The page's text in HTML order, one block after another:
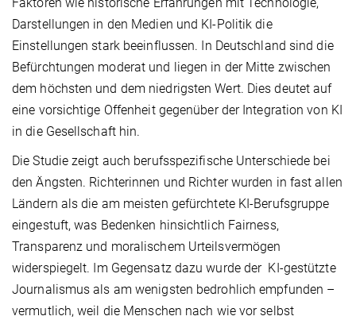
Faktoren wie historische Erfahrungen mit Technologie,
Darstellungen in den Medien und KI-Politik die
Einstellungen stark beeinflussen. In Deutschland sind die
Befürchtungen moderat und liegen in der Mitte zwischen
dem höchsten und dem niedrigsten Wert. Dies deutet auf
eine vorsichtige Offenheit gegenüber der Integration von KI
in die Gesellschaft hin.
Die Studie zeigt auch berufsspezifische Unterschiede bei
den Ängsten. Richterinnen und Richter wurden in fast allen
Ländern als die am meisten gefürchtete KI-Berufsgruppe
eingestuft, was Bedenken hinsichtlich Fairness,
Transparenz und moralischem Urteilsvermögen
widerspiegelt. Im Gegensatz dazu wurde der KI-gestützte
Journalismus als am wenigsten bedrohlich empfunden –
vermutlich, weil die Menschen nach wie vor selbst